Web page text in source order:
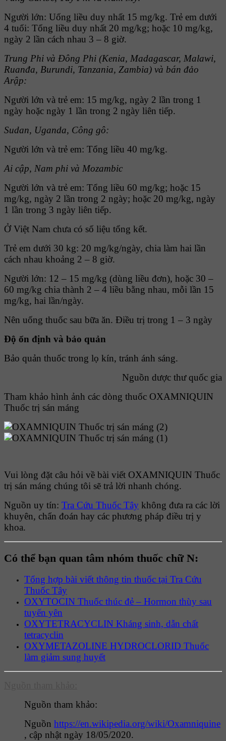
Người lớn: Uống liều duy nhất 15 mg/kg. Trẻ em dưới
4 tuổi: Tổng liều duy nhất 20 mg/kg; hoặc 10 mg/kg,
ngày 2 lần cách nhau 3 – 8 giờ.
Trung Phi và Ðông Phi (Kenia, Madagascar, Malawi,
Ruanđa, Burundi, Tanzania, Zambia) và bán đảo
Arập:
Người lớn và trẻ em: 15 mg/kg, ngày 2 lần trong 1
ngày hoặc ngày 1 lần trong 2 ngày liên tiếp.
Sudan, Uganda, Công gô:
Người lớn và trẻ em: Tổng liều 40 mg/kg.
Ai cập, Nam phi và Mozambic
Người lớn và trẻ em: Tổng liều 60 mg/kg; hoặc 15
mg/kg, ngày 2 lần trong 2 ngày; hoặc 20 mg/kg, ngày
1 lần trong 3 ngày liên tiếp.
Ở Việt Nam chưa có số liệu tổng kết.
Trẻ em dưới 30 kg: 20 mg/kg/ngày, chia làm hai lần
cách nhau khoảng 2 – 8 giờ.
Người lớn: 12 – 15 mg/kg (dùng liều đơn), hoặc 30 –
60 mg/kg chia thành 2 – 4 liều bằng nhau, mỗi lần 15
mg/kg, hai lần/ngày.
Nên uống thuốc sau bữa ăn. Ðiều trị trong 1 – 3 ngày
Ðộ ổn định và bảo quản
Bảo quản thuốc trong lọ kín, tránh ánh sáng.
Nguồn dược thư quốc gia
Tham khảo hình ảnh các dòng thuốc OXAMNIQUIN
Thuốc trị sán máng
Vui lòng đặt câu hỏi về bài viết OXAMNIQUIN Thuốc
trị sán máng chúng tôi sẽ trả lời nhanh chóng.
Nguồn uy tín: Tra Cứu Thuốc Tây không đưa ra các lời
khuyên, chẩn đoán hay các phương pháp điều trị y
khoa.
Có thể bạn quan tâm nhóm thuốc chữ N:
Tổng hợp bài viết thông tin thuốc tại Tra Cứu
Thuốc Tây
OXYTOCIN Thuốc thúc đẻ – Hormon thùy sau
tuyến yên
OXYTETRACYCLIN Kháng sinh, dẫn chất
tetracyclin
OXYMETAZOLINE HYDROCLORID Thuốc
làm giảm sung huyết
Nguồn tham khảo:
Nguồn https://en.wikipedia.org/wiki/Oxamniquine
, cập nhật ngày 18/05/2020.